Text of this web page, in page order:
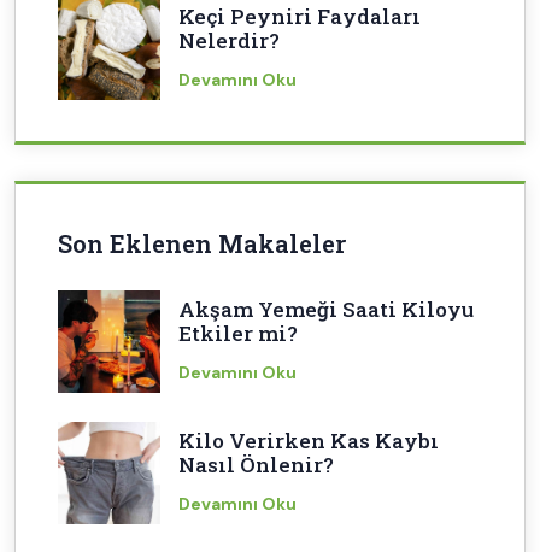
Keçi Peyniri Faydaları
Nelerdir?
Devamını Oku
Son Eklenen Makaleler
Akşam Yemeği Saati Kiloyu
Etkiler mi?
Devamını Oku
Kilo Verirken Kas Kaybı
Nasıl Önlenir?
Devamını Oku